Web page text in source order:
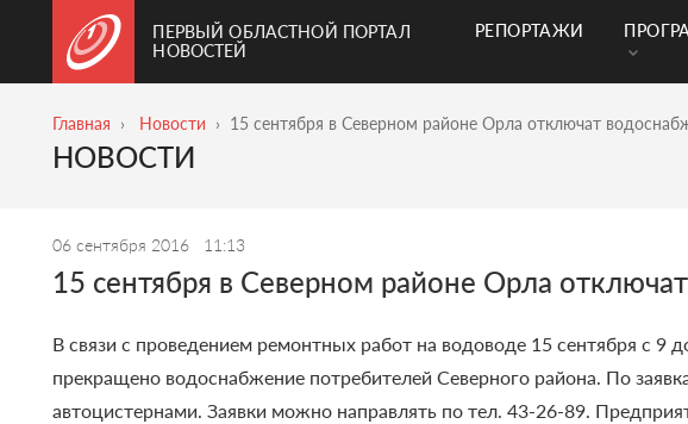
ПЕРВЫЙ ОБЛАСТНОЙ ПОРТАЛ
НОВОСТЕЙ
РЕПОРТАЖИ
Главная Новости 15 сентября в Северном районе Орла отключат
НОВОСТИ
06 сентября 2016 11:13
15 сентября в Северном районе Орла
В связи с проведением ремонтных работ на водоводе 15 сентября с 9
прекращено водоснабжение потребителей Северного района. По
автоцистернами. Заявки можно направлять по тел.43-26-89.